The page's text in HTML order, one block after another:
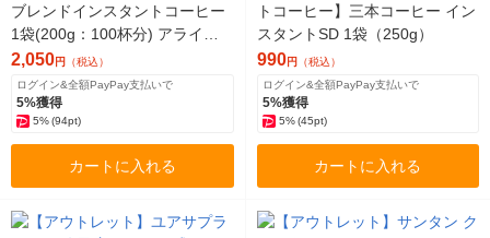
ブレンドインスタントコーヒー
1袋(200g：100杯分) アライド
コーヒーロースターズ オリジナ
ル
2,050円 （税込）
ログイン&全額PayPay支払いで
5%獲得
5%(94pt)
カートに入れる
トコーヒー】三本コーヒー イン
スタントSD 1袋（250g）
990円 （税込）
ログイン&全額PayPay支払いで
5%獲得
5% (45pt)
カートに入れる